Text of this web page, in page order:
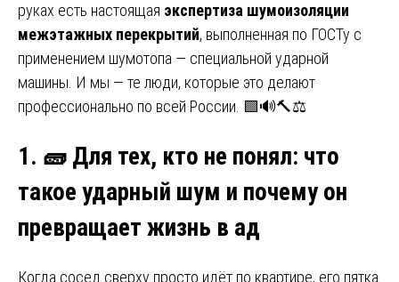
руках есть настоящая экспертиза шумоизоляции
межэтажных перекрытий, выполненная по ГОСТу с
применением шумотопа — специальной ударной
машины. И мы — те люди, которые это делают
профессионально по всей России. 🟩🔊🔨⚖️
1. 🧱 Для тех, кто не понял: что
такое ударный шум и почему он
превращает жизнь в ад
Когда сосед сверху просто идёт по квартире, его пятка